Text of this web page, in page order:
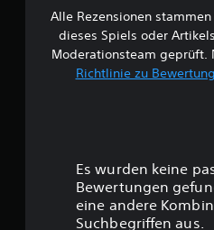
Alle Rezensionen
dieses Spiels oder
Moderationsteam geprüft.
Richtlinie zu
Es wurden keine
Bewertungen
eine andere
Suchbegriffen aus.